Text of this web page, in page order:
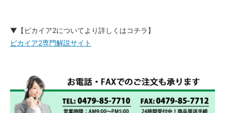
▼【ピカイア2についてより詳しくはコチラ】
ピカイア2専門解説サイト